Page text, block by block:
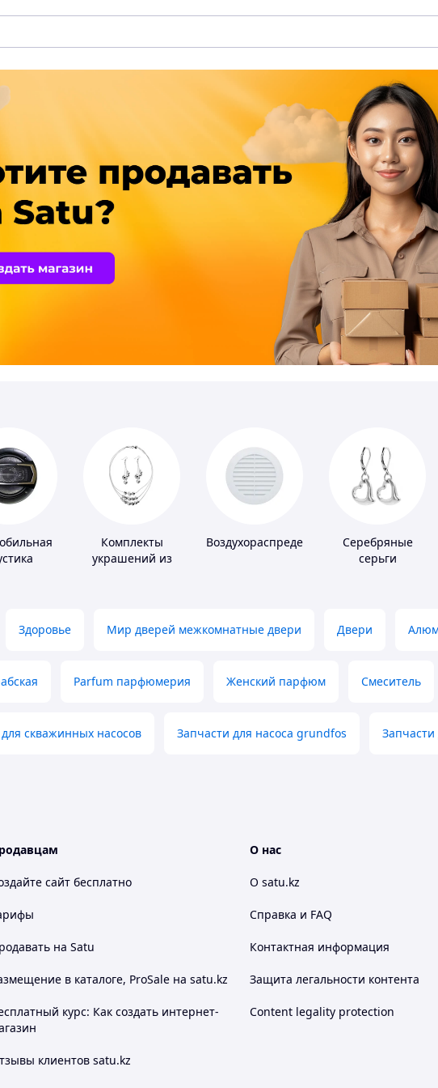
Комплекты
украшений из
Воздухораспределители Серебряные
серьги
Здоровье Мир дверей межкомнатные двери Двери
Parfum парфюмерия Женский парфюм Смеситель
скважинных насосов Запчасти для насоса grundfos Запчасти
сайт бесплатно
на Satu
в каталоге, ProSale на satu.kz
курс: Как создать интернет-
клиентов satu.kz
О нас
О satu.kz
Справка и FAQ
Контактная информация
Защита легальности контента
Content legality protection